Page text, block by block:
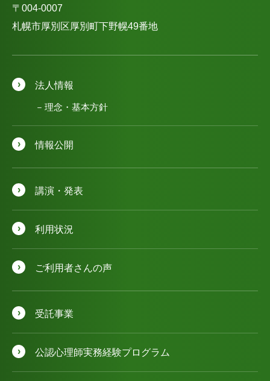
〒004-0007
札幌市厚別区厚別町下野幌49番地
法人情報
理念・基本方針
情報公開
講演・発表
利用状況
ご利用者さんの声
受託事業
公認⼼理師実務経験プログラム